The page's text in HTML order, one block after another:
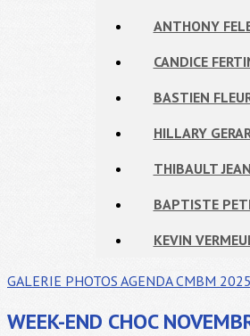
ANTHONY
CANDICE
BASTIEN
HILLARY
THIBAULT JEAN
BAPTISTE
KEVIN
GALERIE PHOTOS AGENDA CMBM 2025
WEEK-END CHOC